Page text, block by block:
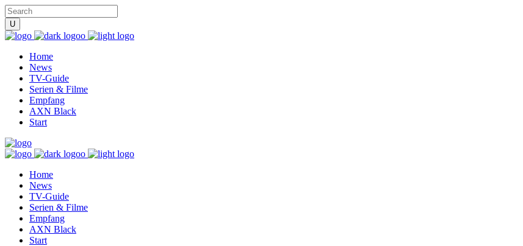
Home
News
TV-Guide
Serien & Filme
Empfang
AXN Black
Start
Home
News
TV-Guide
Serien & Filme
Empfang
AXN Black
Start